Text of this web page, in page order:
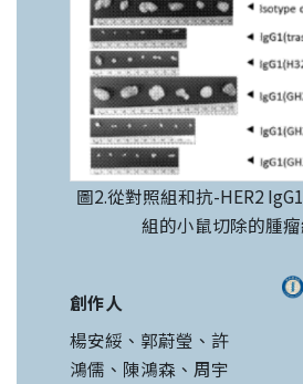
圖2.從對照組和抗-HER2
組的小鼠切除的腫瘤
創作人
楊安綏、郭蔚瑩、許
鴻儒、陳鴻森、周宇